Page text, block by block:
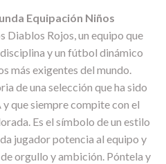
Equipación Niños
Diablos Rojos, un equipo que
y un fútbol dinámico
más exigentes del mundo.
de una selección que ha sido
que siempre compite con el
Es el símbolo de un estilo
jugador potencia al equipo y
orgullo y ambición. Póntela y